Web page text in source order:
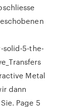
5-the-
Metal
dann
Page 5